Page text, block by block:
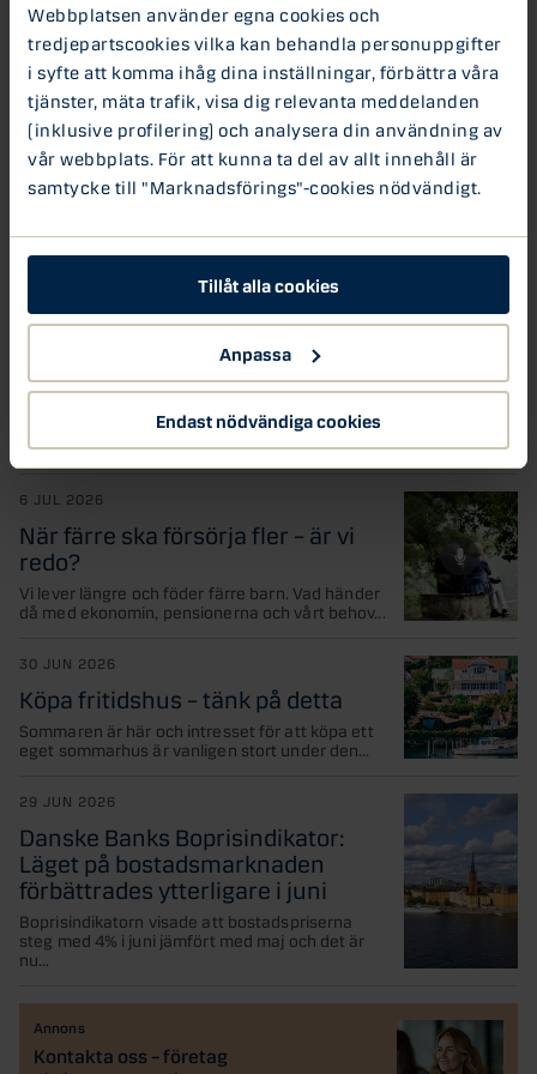
Webbplatsen använder egna cookies och
tredjepartscookies vilka kan behandla personuppgifter
i syfte att komma ihåg dina inställningar, förbättra våra
tjänster, mäta trafik, visa dig relevanta meddelanden
(inklusive profilering) och analysera din användning av
vår webbplats. För att kunna ta del av allt innehåll är
samtycke till "Marknadsförings"-cookies nödvändigt.
Tillåt alla cookies
Anpassa
Endast nödvändiga cookies
göra ett vägval
Svensk bostadspolitik har nått vägs ände. Det
menar Louis Landeman, chef för
Hållbarhetsanalys på Danske Bank,...
9 JUL 2026
Från startup till scaleup – varför så
många fastnar i ingenmanslandet
någonsin. Men vägen från lovande startup till
skalbar scaleup...
6 JUL 2026
Sveriges konkurrenskraft i en ny
världsordning
Europa kämpar med låg tillväxt. Var lämnar det
Sverige? I...
6 JUL 2026
När färre ska försörja fler – är vi
redo?
Vi lever längre och föder färre barn. Vad händer
då med ekonomin, pensionerna och vårt behov...
30 JUN 2026
Köpa fritidshus – tänk på detta
Sommaren är här och intresset för att köpa ett
eget sommarhus är vanligen stort under den...
29 JUN 2026
Danske Banks Boprisindikator:
Läget på bostadsmarknaden
förbättrades ytterligare i juni
Boprisindikatorn visade att bostadspriserna
steg med 4% i juni jämfört med maj och det är
nu...
Annons
Kontakta oss – företag